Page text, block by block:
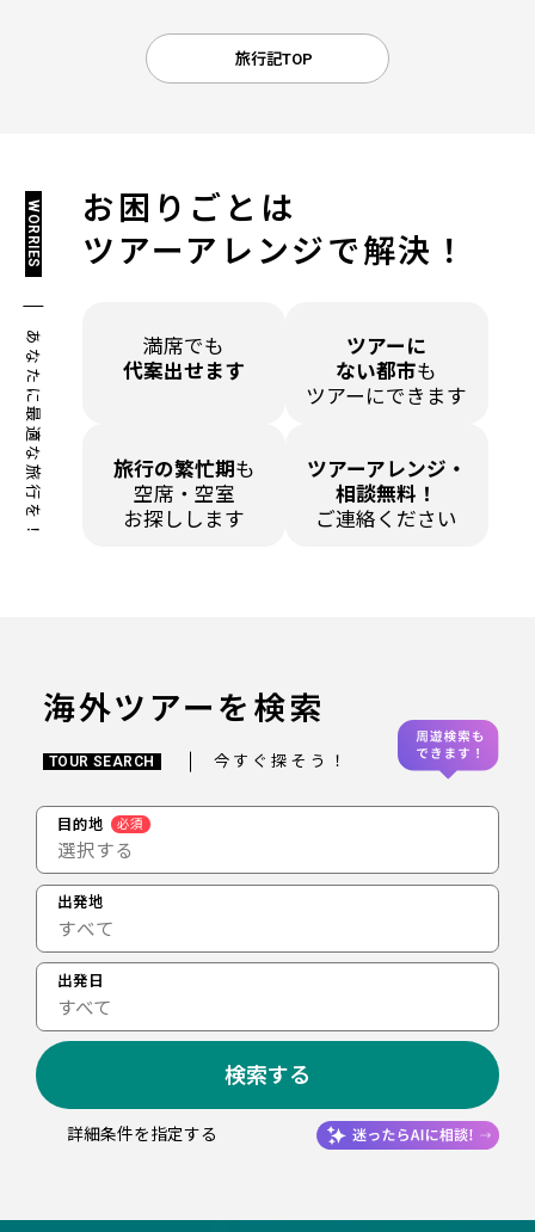
旅行記TOP
お困りごとは
ツアーアレンジで解決！
WORRIES
あなたに最適な旅行を！
満席でも
代案出せます
ツアーに
ない都市も
ツアーにできます
旅行の繁忙期も
空席・空室
お探しします
ツアーアレンジ・
相談無料！
ご連絡ください
海外ツアーを検索
TOUR SEARCH 今すぐ探そう！
目的地 必須
選択する
出発地
出発日
すべて
検索する
詳細条件を指定する